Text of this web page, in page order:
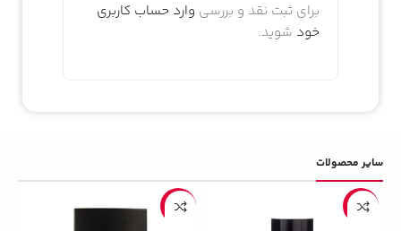
برای ثبت نقد و بررسی وارد حساب کاربری
خود شوید.
سایر محصولات
-13%
-22%